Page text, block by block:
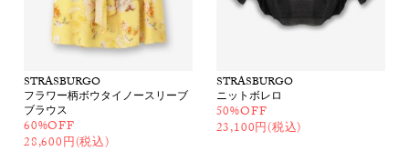
STRASBURGO
フラワー柄ボウタイノースリーブ
ブラウス
60%OFF
28,600円(税込)
STRASBURGO
ニットボレロ
50%OFF
23,100円(税込)